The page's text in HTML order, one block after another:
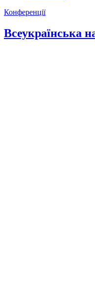
Конференції
Всеукраїнська